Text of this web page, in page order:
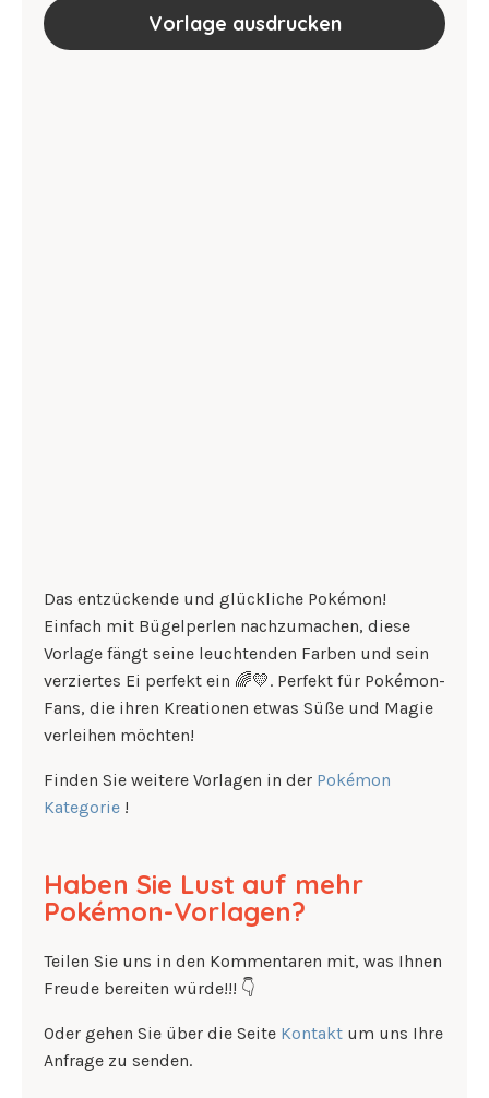
Vorlage ausdrucken
Das entzückende und glückliche Pokémon!
Einfach mit Bügelperlen nachzumachen, diese
Vorlage fängt seine leuchtenden Farben und sein
verziertes Ei perfekt ein 🌈💛. Perfekt für Pokémon-
Fans, die ihren Kreationen etwas Süße und Magie
verleihen möchten!
Finden Sie weitere Vorlagen in der Pokémon
Kategorie !
Haben Sie Lust auf mehr
Pokémon-Vorlagen?
Teilen Sie uns in den Kommentaren mit, was Ihnen
Freude bereiten würde!!! 👇
Oder gehen Sie über die Seite Kontakt um uns Ihre
Anfrage zu senden.